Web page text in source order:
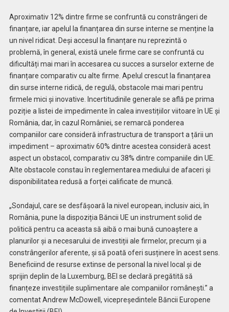
Aproximativ 12% dintre firme se confruntă cu constrângeri de
finanțare, iar apelul la finanțarea din surse interne se menține la
un nivel ridicat. Deși accesul la finanțare nu reprezintă o
problemă, în general, există unele firme care se confruntă cu
dificultăți mai mari în accesarea cu succes a surselor externe de
finanțare comparativ cu alte firme. Apelul crescut la finanțarea
din surse interne ridică, de regulă, obstacole mai mari pentru
firmele mici și inovative. Incertitudinile generale se află pe prima
poziție a listei de impedimente în calea investițiilor viitoare în UE și
România, dar, în cazul României, se remarcă ponderea
companiilor care consideră infrastructura de transport a țării un
impediment – aproximativ 60% dintre acestea consideră acest
aspect un obstacol, comparativ cu 38% dintre companiile din UE.
Alte obstacole constau în reglementarea mediului de afaceri și
disponibilitatea redusă a forței calificate de muncă.
„Sondajul, care se desfășoară la nivel european, inclusiv aici, în
România, pune la dispoziția Băncii UE un instrument solid de
politică pentru ca aceasta să aibă o mai bună cunoaștere a
planurilor și a necesarului de investiții ale firmelor, precum și a
constrângerilor aferente, și să poată oferi susținere în acest sens.
Beneficiind de resurse extinse de personal la nivel local și de
sprijin deplin de la Luxemburg, BEI se declară pregătită să
finanțeze investițiile suplimentare ale companiilor românești.” a
comentat Andrew McDowell, vicepreședintele Băncii Europene